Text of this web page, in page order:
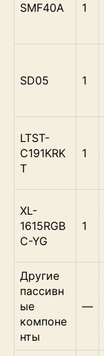
SMF40A 1
SD05 1
LTST-
C191KRK
T
1
XL-
1615RGB
C-YG
1
Другие
пассивн
ые
компоне
нты
—